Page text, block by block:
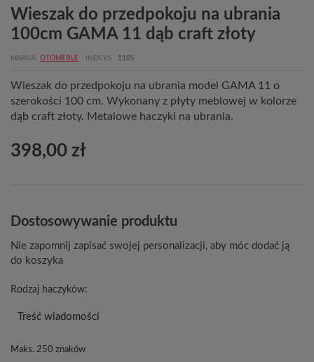
Wieszak do przedpokoju na ubrania
100cm GAMA 11 dąb craft złoty
MARKA OTOMEBLE INDEKS 1105
Wieszak do przedpokoju na ubrania model GAMA 11 o
szerokości 100 cm. Wykonany z płyty meblowej w kolorze
dąb craft złoty. Metalowe haczyki na ubrania.
398,00 zł
Dostosowywanie produktu
Nie zapomnij zapisać swojej personalizacji, aby móc dodać ją
do koszyka
Rodzaj haczyków:
Maks. 250 znaków